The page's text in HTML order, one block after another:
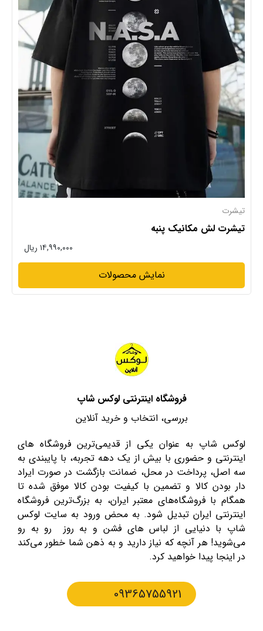
تیشرت
تیشرت لش مکانیک پنبه
۱۴,۹۹۰,۰۰۰ ریال
نمایش محصولات
فروشگاه اینترنتی لوکس شاپ
بررسی، انتخاب و خرید آنلاین
لوکس شاپ به عنوان یکی از قدیمی‌ترین فروشگاه های
اینترنتی و حضوری با بیش از یک دهه تجربه، با پایبندی به
سه اصل، پرداخت در محل، ضمانت بازگشت در صورت ایراد
دار بودن کالا و تضمین با کیفیت بودن کالا موفق شده تا
همگام با فروشگاه‌های معتبر ایران، به بزرگ‌ترین فروشگاه
اینترنتی ایران تبدیل شود. به محض ورود به سایت لوکس
شاپ با دنیایی از لباس های فشن و به روز رو به رو
می‌شوید! هر آنچه که نیاز دارید و به ذهن شما خطور می‌کند
در اینجا پیدا خواهید کرد.
09365755921